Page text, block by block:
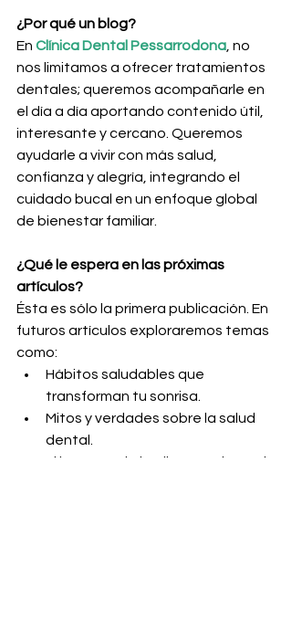
¿Por qué un blog?
En Clínica Dental Pessarrodona , no
nos limitamos a ofrecer tratamientos
dentales; queremos acompañarle en
el día a día aportando contenido útil,
interesante y cercano. Queremos
ayudarle a vivir con más salud,
confianza y alegría, integrando el
cuidado bucal en un enfoque global
de bienestar familiar.
¿Qué le espera en las próximas
artículos?
Ésta es sólo la primera publicación. En
futuros artículos exploraremos temas
como:
Hábitos saludables que
transforman tu sonrisa.
Mitos y verdades sobre la salud
dental.
El impacto de la alimentación y el